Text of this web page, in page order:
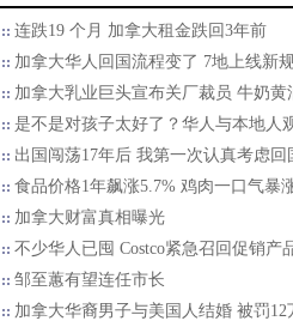
连跌19 个月 加拿大租金跌回3年前
加拿大华人回国流程变了 7地上线新
加拿大乳业巨头宣布关厂裁员 牛奶黄
是不是对孩子太好了？华人与本地人
出国闯荡17年后 我第一次认真考虑回
食品价格1年飙涨5.7% 鸡肉一口气暴
加拿大财富真相曝光
不少华人已囤 Costco紧急召回促销产
邹至蕙有望连任市长
加拿大华裔男子与美国人结婚 被罚12